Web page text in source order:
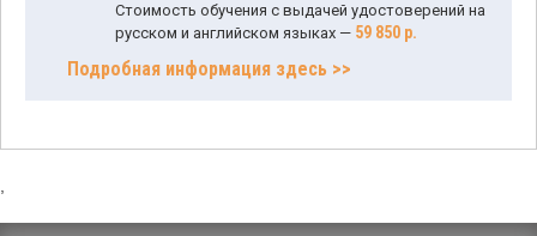
Стоимость обучения с выдачей удостоверений на
русском и английском языках — 59 850 р.
Подробная информация здесь >>